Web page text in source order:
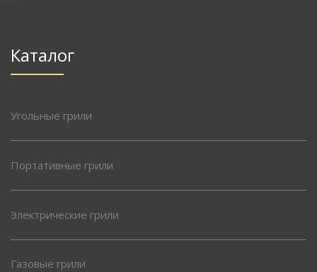
Каталог
Угольные грили
Портативные грили
Электрические грили
Газовые грили